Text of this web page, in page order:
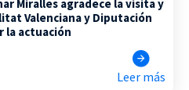
Miralles agradece la visita y
Valenciana y Diputación
la actuación
Leer más